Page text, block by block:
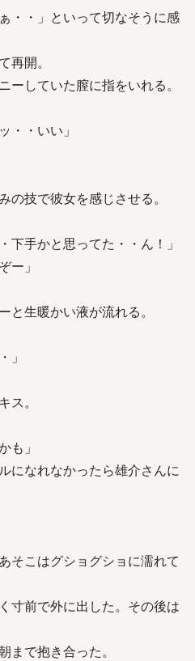
・・」といって切なそうに感
再開。
ーしていた膣に指をいれる。
・・いい」
の技で彼女を感じさせる。
下手かと思ってた・・ん！」
ー」
と生暖かい液が流れる。
」
ス。
も」
になれなかったら雄介さんに
そこはグショグショに濡れて
寸前で外に出した。その後は
まで抱き合った。